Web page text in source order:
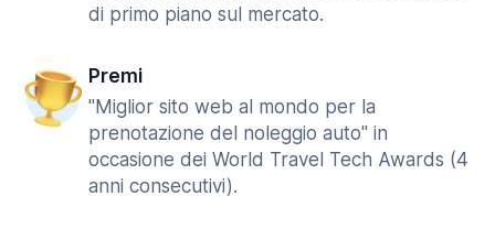
di primo piano sul mercato.
Premi
"Miglior sito web al mondo per la
prenotazione del noleggio auto" in
occasione dei World Travel Tech Awards (4
anni consecutivi).